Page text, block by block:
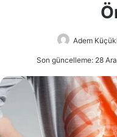
Adem
Son güncelleme: 28